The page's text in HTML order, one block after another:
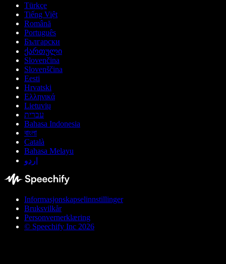
Türkçe
Tiếng Việt
Română
Português
Български
ქართული
Slovenčina
Slovenščina
Eesti
Hrvatski
Ελληνικά
Lietuvių
עברית
Bahasa Indonesia
বাংলা
Català
Bahasa Melayu
اردو
Informasjonskapselinnstillinger
Bruksvilkår
Personvernerklæring
© Speechify Inc 2026